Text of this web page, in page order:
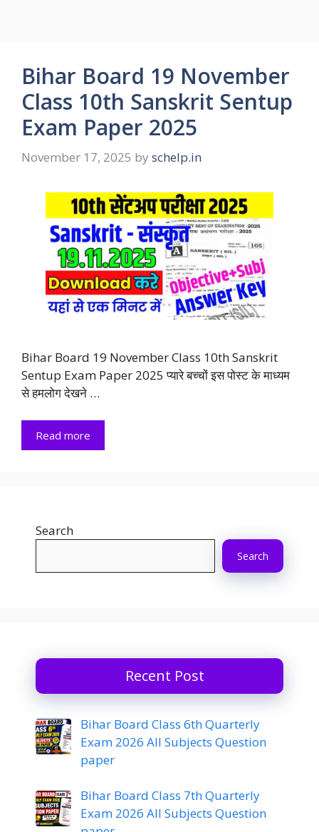
Bihar Board 19 November
Class 10th Sanskrit Sentup
Exam Paper 2025
November 17, 2025 by schelp.in
Bihar Board 19 November Class 10th Sanskrit
Sentup Exam Paper 2025 प्यारे बच्चों इस पोस्ट के माध्यम
से हमलोग देखने …
Read more
Search
Search
Recent Post
Bihar Board Class 6th Quarterly
Exam 2026 All Subjects Question
paper
Bihar Board Class 7th Quarterly
Exam 2026 All Subjects Question